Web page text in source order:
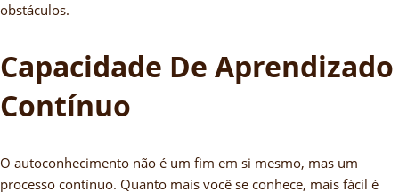
obstáculos.
Capacidade De Aprendizado
Contínuo
O autoconhecimento não é um fim em si mesmo, mas um
processo contínuo. Quanto mais você se conhece, mais fácil é